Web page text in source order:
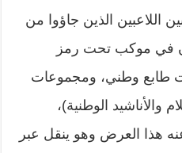
الذين جاؤوا من
في موكب تحت رمز
طابع وطني، ومجموعات
والأناشيد الوطنية)،
هذا العرض وهو ينقل عبر